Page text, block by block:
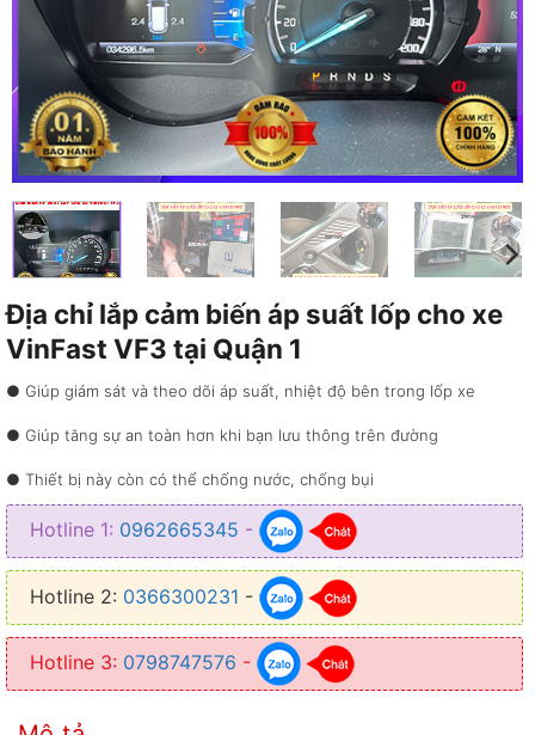
Địa chỉ lắp cảm biến áp suất lốp cho xe
VinFast VF3 tại Quận 1
● Giúp giám sát và theo dõi áp suất, nhiệt độ bên trong lốp xe
● Giúp tăng sự an toàn hơn khi bạn lưu thông trên đường
● Thiết bị này còn có thể chống nước, chống bụi
● Tốt cho môi trường và tiết kiệm cho phí cho bạn
● Giúp lốp xe luôn được ở trong tình trạng lốp ổn định
● Cảm biến có tuổi thọ cao mà quá trình thi công nhanh gọn
Hotline 1: 0962665345 -
Hotline 2: 0366300231 -
Hotline 3: 0798747576 -